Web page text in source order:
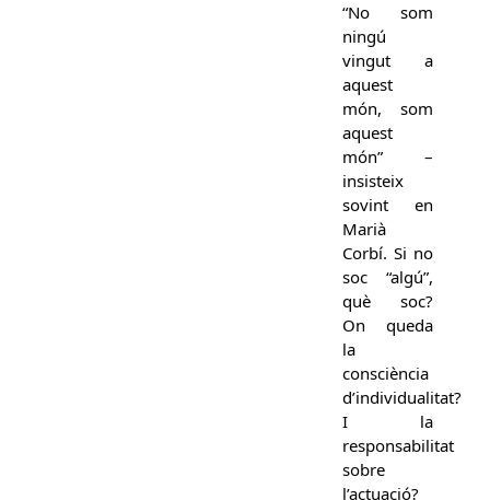
“No som
ningú
vingut a
aquest
món, som
aquest
món” –
insisteix
sovint en
Marià
Corbí. Si no
soc “algú”,
què soc?
On queda
la
consciència
d’individualitat?
I la
responsabilitat
sobre
l’actuació?